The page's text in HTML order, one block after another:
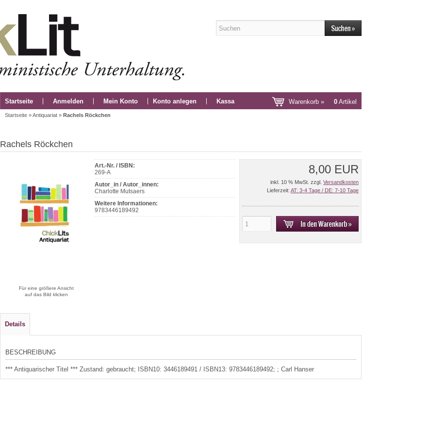
Startseite Anmelden Mein Konto Konto anlegen Kassa Warenkorb » 0 Artikel
Startseite »Antiquariat » Rachels Röckchen
Rachels Röckchen
Für eine größere Ansicht
auf das Bild klicken
Art.-Nr. / ISBN:
269-A
Autor_in / Autor_innen:
Charlotte Mutsaers
Weitere Informationen:
9783446189492
8,00 EUR
inkl. 10 % MwSt. zzgl. Versandkosten
Lieferzeit: AT: 3-4 Tage / DE: 7-10 Tage
Details
BESCHREIBUNG
*** Antiquarischer Titel *** Zustand: gebraucht; ISBN10: 3446189491 / ISBN13: 9783446189492; ; Carl Hanser